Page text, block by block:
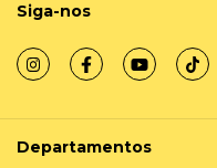
Siga-nos
Departamentos